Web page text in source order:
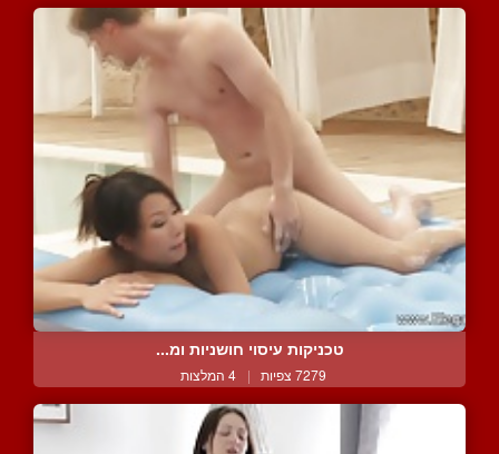
טכניקות עיסוי חושניות ומ...
7279 צפיות | 4 המלצות